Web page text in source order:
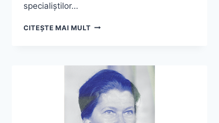
specialiștilor…
CITEȘTE MAI MULTASTRID
GRAIULUI.
ÎNTRE
MEMORIA
INDIVIDUALĂ
ȘI
MEMORIA